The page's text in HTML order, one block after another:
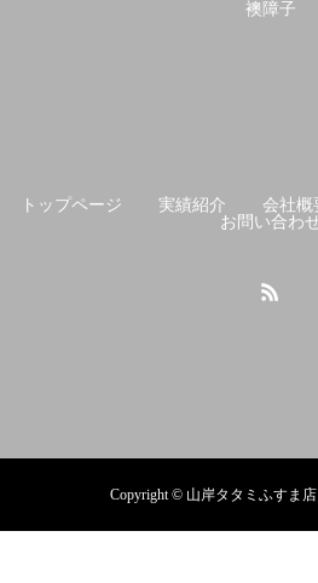
トップページ 実績紹介 会社概
お問い合わ
Copyright © 山岸タタミふすま店